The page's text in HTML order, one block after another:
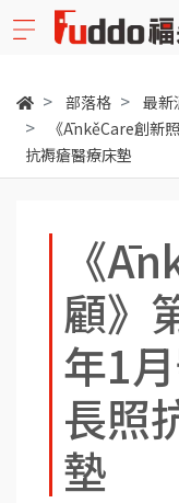
部落格
最新
《ĀnkěCare創新
抗褥瘡醫療床墊
《
顧》
年1
長照
墊